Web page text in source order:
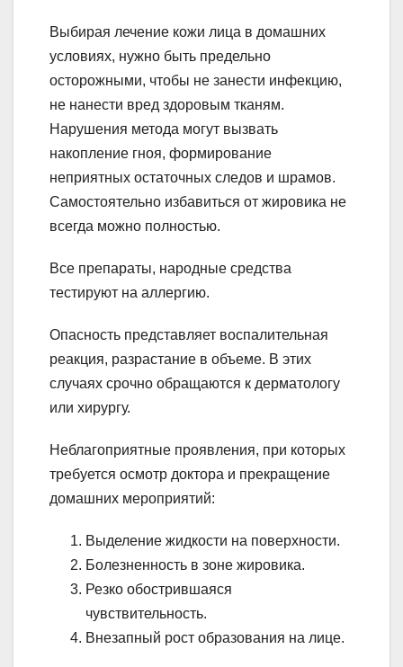
Выбирая лечение кожи лица в домашних
условиях, нужно быть предельно
осторожными, чтобы не занести инфекцию,
не нанести вред здоровым тканям.
Нарушения метода могут вызвать
накопление гноя, формирование
неприятных остаточных следов и шрамов.
Самостоятельно избавиться от жировика не
всегда можно полностью.
Все препараты, народные средства
тестируют на аллергию.
Опасность представляет воспалительная
реакция, разрастание в объеме. В этих
случаях срочно обращаются к дерматологу
или хирургу.
Неблагоприятные проявления, при которых
требуется осмотр доктора и прекращение
домашних мероприятий:
Выделение жидкости на поверхности.
Болезненность в зоне жировика.
Резко обострившаяся
чувствительность.
Внезапный рост образования на лице.